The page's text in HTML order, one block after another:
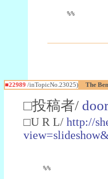
%%
■22989 /inTopicNo.23025) The
□投稿者/
□U R L/ http://
%%